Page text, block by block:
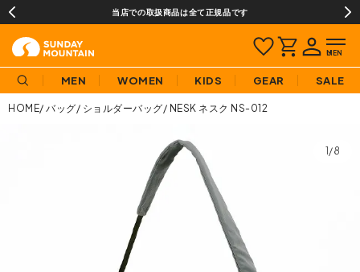
当店での取扱商品は全て正規品です
MEN WOMEN KIDS GEAR SALE
HOME バッグ ショルダーバッグ NESK ネスク NS-012
1/8